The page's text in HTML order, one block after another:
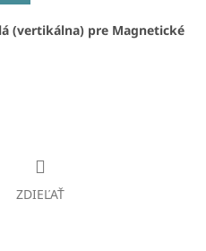
(vertikálna) pre Magnetické
ZDIEĽAŤ